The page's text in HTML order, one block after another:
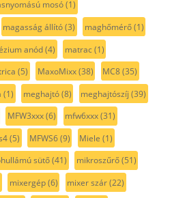
mosó(1)
magasság állító(3) maghőmérő(1)
anód(4) matrac (1)
(5) MaxoMixx(38) MC8(35)
(1) meghajtó(8) meghajtószíj (39)
MFW3xxx(6) mfw6xxx(31)
(5) MFWS6(9) Miele (1)
sütő(41) mikroszűrő(51)
mixergép(6) mixer szár(22)